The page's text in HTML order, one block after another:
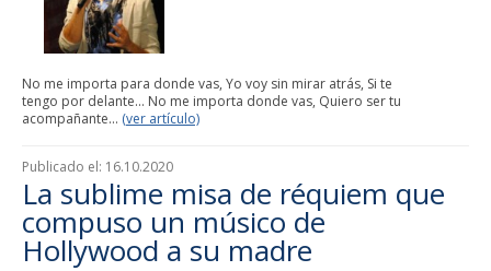
No me importa para donde vas, Yo voy sin mirar atrás, Si te
tengo por delante... No me importa donde vas, Quiero ser tu
acompañante... (ver artículo)
Publicado el: 16.10.2020
La sublime misa de réquiem que
compuso un músico de
Hollywood a su madre